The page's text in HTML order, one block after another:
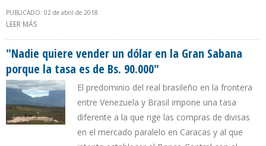
PUBLICADO: 02 de abril de 2018
LEER MÁS
"Nadie quiere vender un dólar en la Gran Sabana
porque la tasa es de Bs. 90.000"
El predominio del real brasileño en la frontera
entre Venezuela y Brasil impone una tasa
diferente a la que rige las compras de divisas
en el mercado paralelo en Caracas y al que